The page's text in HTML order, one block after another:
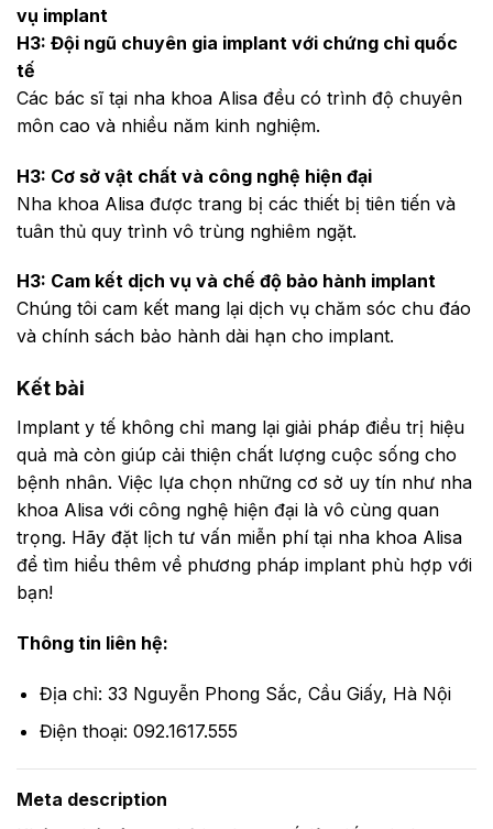
vụ implant
H3: Đội ngũ chuyên gia implant với chứng chỉ quốc
tế
Các bác sĩ tại nha khoa Alisa đều có trình độ chuyên
môn cao và nhiều năm kinh nghiệm.
H3: Cơ sở vật chất và công nghệ hiện đại
Nha khoa Alisa được trang bị các thiết bị tiên tiến và
tuân thủ quy trình vô trùng nghiêm ngặt.
H3: Cam kết dịch vụ và chế độ bảo hành implant
Chúng tôi cam kết mang lại dịch vụ chăm sóc chu đáo
và chính sách bảo hành dài hạn cho implant.
Kết bài
Implant y tế không chỉ mang lại giải pháp điều trị hiệu
quả mà còn giúp cải thiện chất lượng cuộc sống cho
bệnh nhân. Việc lựa chọn những cơ sở uy tín như nha
khoa Alisa với công nghệ hiện đại là vô cùng quan
trọng. Hãy đặt lịch tư vấn miễn phí tại nha khoa Alisa
để tìm hiểu thêm về phương pháp implant phù hợp với
bạn!
Thông tin liên hệ:
Địa chỉ: 33 Nguyễn Phong Sắc, Cầu Giấy, Hà Nội
Điện thoại: 092.1617.555
Meta description